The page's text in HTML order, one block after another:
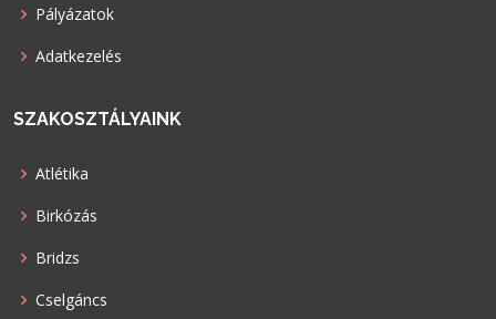
Pályázatok
Adatkezelés
SZAKOSZTÁLYAINK
Atlétika
Birkózás
Bridzs
Cselgáncs